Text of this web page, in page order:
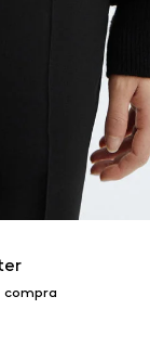
compra